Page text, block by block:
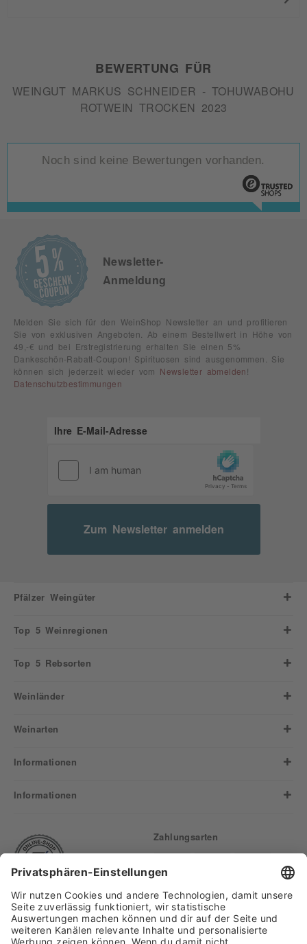
BEWERTUNG FÜR
WEINGUT MARKUS SCHNEIDER - TOHUWABOHU
ROTWEIN TROCKEN 2023
Noch sind keine Bewertungen vorhanden.
Newsletter-
Anmeldung
Melden Sie sich für den WeinShop Newsletter an und profitieren
Sie von exklusiven Angeboten. Ab einem Bestellwert in Höhe von
49,-€ und bei Erstregistrierung erhalten Sie einen 5%
Dankeschön-Rabatt-Coupon! Spirituosen sind ausgenommen. Sie
können sich jederzeit wieder vom Newsletter abmelden !
Datenschutzbestimmungen
Zum Newsletter anmelden
Pfälzer Weingüter
Top 5 Weinregionen
Top 5 Rebsorten
Weinländer
Weinarten
Informationen
Informationen
Zahlungsarten
Finden Sie uns auf: